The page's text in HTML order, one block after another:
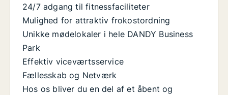
24/7 adgang til fitnessfaciliteter
Mulighed for attraktiv frokostordning
Unikke mødelokaler i hele DANDY Business
Park
Effektiv viceværtsservice
Fællesskab og Netværk
Hos os bliver du en del af et åbent og